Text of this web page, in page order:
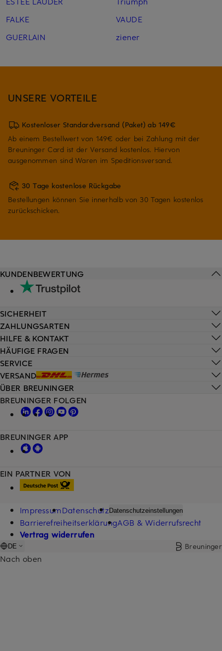
FALKE
GUERLAIN
VAUDE
ziener
UNSERE VORTEILE
Kostenloser Standardversand (Paket) ab 149€
Ab einem Bestellwert von 149€ oder bei Zahlung mit der
Breuninger Card ist der Versand kostenlos. Hiervon
ausgenommen sind Waren im Speditionsversand.
30 Tage kostenlose Rückgabe
Bestellungen können Sie innerhalb von 30 Tagen kostenlos
zurückschicken.
HILFE & KONTAKT
HÄUFIGE FRAGEN
SERVICE
VERSAND
KUNDENBEWERTUNG
SICHERHEIT
ZAHLUNGSARTEN
ÜBER BREUNINGER
EIN PARTNER VON
BREUNINGER FOLGEN
BREUNINGER APP
ImpressumDatenschutzDatenschutzeinstellungen
BarrierefreiheitserklärungAGB & Widerrufsrecht
Vertrag widerrufen
DE Breuninger
Nach oben